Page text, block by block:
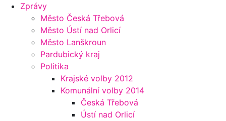
Zprávy
Město Česká Třebová
Město Ústí nad Orlicí
Město Lanškroun
Pardubický kraj
Politika
Krajské volby 2012
Komunální volby 2014
Česká Třebová
Ústí nad Orlicí